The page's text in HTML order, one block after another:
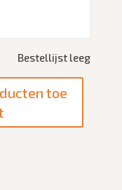
Bestellijst leeg